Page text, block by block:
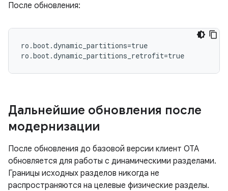
После обновления:
ro.boot.dynamic_partitions=true
ro.boot.dynamic_partitions_retrofit=true
Дальнейшие обновления после
модернизации
После обновления до базовой версии клиент OTA
обновляется для работы с динамическими разделами.
Границы исходных разделов никогда не
распространяются на целевые физические разделы.